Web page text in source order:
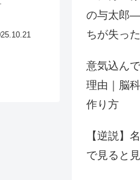
の与太郎
ちが失っ
意気込ん
理由｜脳
作り方
【逆説】
で見ると